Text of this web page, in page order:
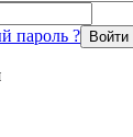
пароль ?
Войти